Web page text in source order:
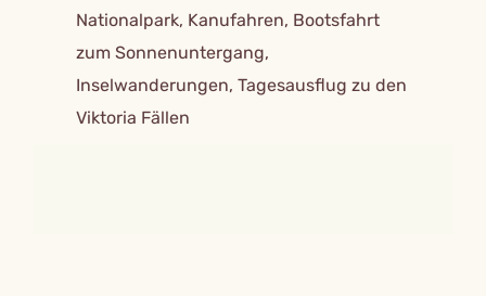
Nationalpark, Kanufahren, Bootsfahrt
zum Sonnenuntergang,
Inselwanderungen, Tagesausflug zu den
Viktoria Fällen